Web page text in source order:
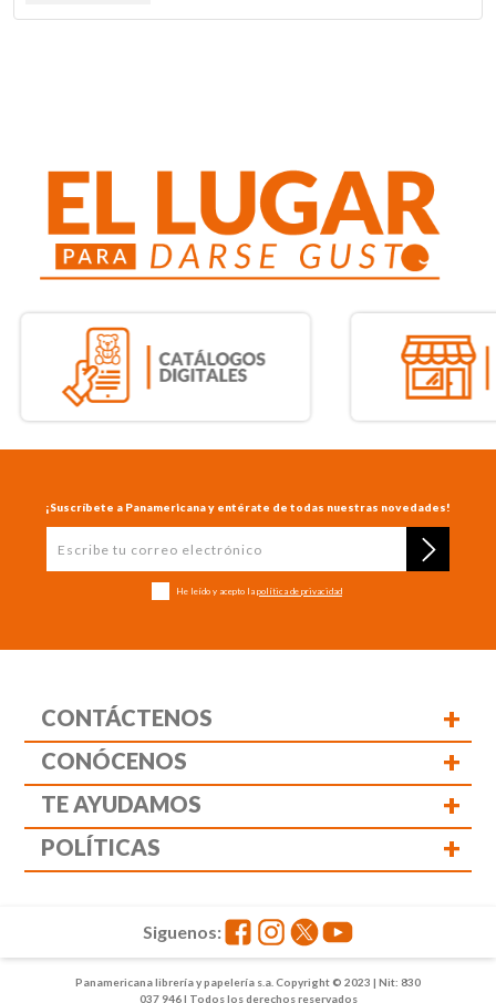
¡Suscríbete a Panamericana y entérate de todas nuestras novedades!
He leído y acepto la política de privacidad
CONTÁCTENOS +
CONÓCENOS +
TE AYUDAMOS +
POLÍTICAS +
Panamericana librería y papelería s.a. Copyright © 2023 | Nit: 830
037 946 | Todos los derechos reservados
Siguenos: